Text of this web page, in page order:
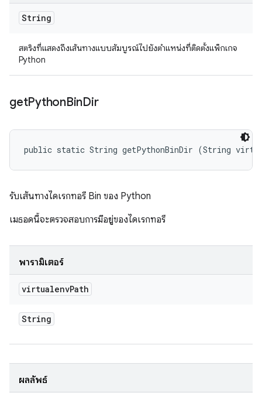
String
สตริงที่แสดงถึงเส้นทางแบบสัมบูรณ์ไปยังตำแหน่งที่ติดตั้งแพ็กเกจ
Python
getPythonBinDir
public static String getPythonBinDir (String
รับเส้นทางไดเรกทอรี Bin ของ Python
เมธอดนี้จะตรวจสอบการมีอยู่ของไดเรกทอรี
พารามิเตอร์
virtualenvPath
String
ผลลัพธ์